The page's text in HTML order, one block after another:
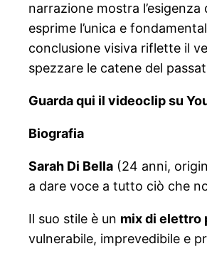
narrazione mostra l’esigenza
esprime l’unica e
conclusione visiva riflette il
spezzare le catene del
Guarda qui il videoclip su
Biografia
Sarah Di Bella (24 anni,
a dare voce a tutto ciò che
Il suo stile è un mix di elettro
vulnerabile, imprevedibile e